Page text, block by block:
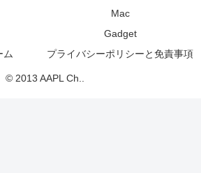
Mac
Gadget
ム
プライバシーポリシーと免責事項
© 2013 AAPL Ch..